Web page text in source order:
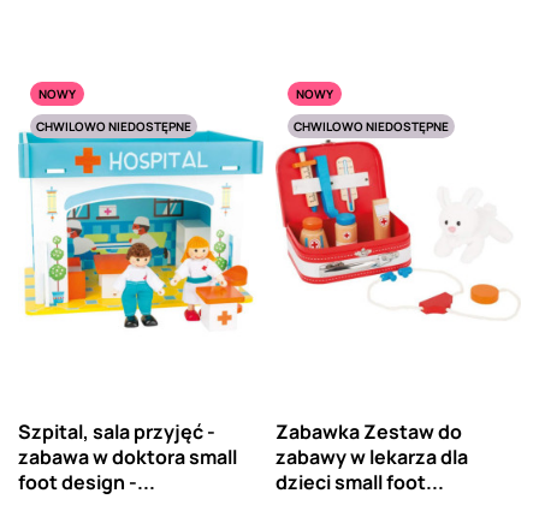
NOWY
CHWILOWO NIEDOSTĘPNE
Szpital, sala przyjęć -
zabawa w doktora small
foot design -...
NOWY
CHWILOWO NIEDOSTĘPNE
Zabawka Zestaw do
zabawy w lekarza dla
dzieci small foot...